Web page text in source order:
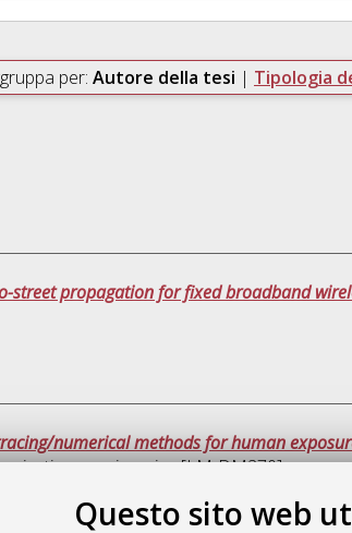
Questo sito web
per: Autore della tesi | Tipologia
street propagation for fixed broadband
numerical methods for human
engineering [LM-DM270]